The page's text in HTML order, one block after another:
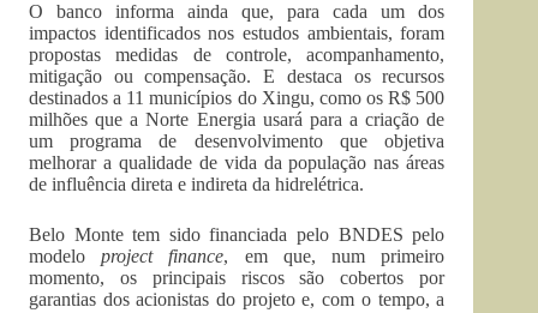
O banco informa ainda que, para cada um dos
impactos identificados nos estudos ambientais, foram
propostas medidas de controle, acompanhamento,
mitigação ou compensação. E destaca os recursos
destinados a 11 municípios do Xingu, como os R$ 500
milhões que a Norte Energia usará para a criação de
um programa de desenvolvimento que objetiva
melhorar a qualidade de vida da população nas áreas
de influência direta e indireta da hidrelétrica.
Belo Monte tem sido financiada pelo BNDES pelo
modeloproject finance, em que, num primeiro
momento, os principais riscos são cobertos por
garantias dos acionistas do projeto e, com o tempo, a